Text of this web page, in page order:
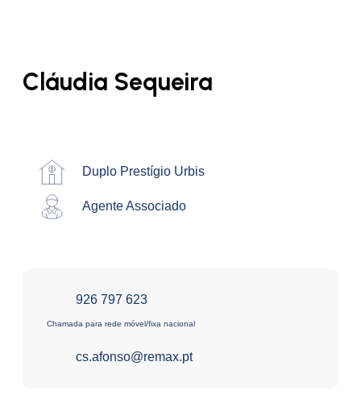
Cláudia Sequeira
Duplo Prestígio Urbis
Agente Associado
926 797 623
Chamada para rede móvel/fixa nacional
cs.afonso@remax.pt